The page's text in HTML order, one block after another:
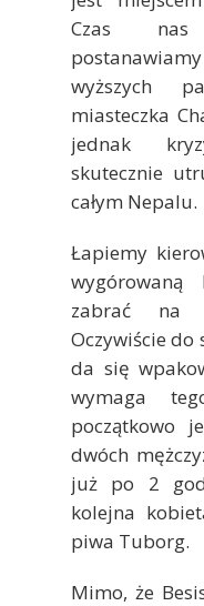
Czas nas
wyższych
miasteczka
jednak
skutecznie
całym Nepalu.
Łapiemy
zabrać na
Oczywiście do
da się
wymaga
początkowo
dwóch
już po 2
kolejna
piwa Tuborg.
Mimo, że